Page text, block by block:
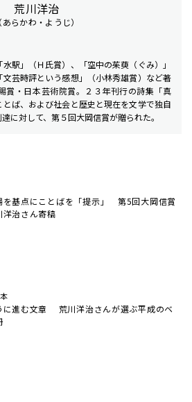
荒川洋治
（あらかわ・ようじ）
駅」（Ｈ氏賞）、「空中の茱萸（ぐみ）」
文芸時評という感想」（小林秀雄賞）など著
賞・日本芸術院賞。２３年刊行の詩集「真
ば、および社会と歴史と現在を文学で独自
に対して、第５回大岡信賞が贈られた。
を基点にことばを「提示」 第5回大岡信賞
洋治さん寄稿
に進む文章 荒川洋治さんが選ぶ平成のベ